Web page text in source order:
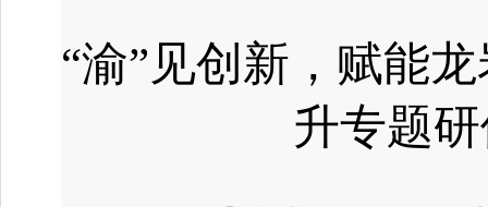
“渝”见创新，赋能
升专题